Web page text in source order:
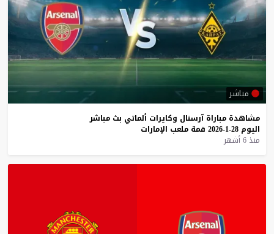
مباشر
مشاهدة مباراة آرسنال وكايرات ألماتي بث مباشر
اليوم 28-1-2026 قمة ملعب الإمارات
منذ 6 أشهر